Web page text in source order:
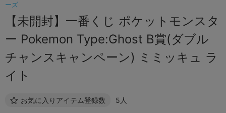
ーズ
【未開封】一番くじ ポケットモンスタ
ー Pokemon Type:Ghost B賞(ダブル
チャンスキャンペーン) ミミッキュ ラ
イト
お気に入りアイテム登録数 5人